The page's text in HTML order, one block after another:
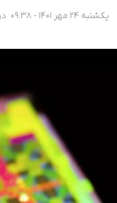
یکشنبه 24 مهر 1401 - 09:38 در